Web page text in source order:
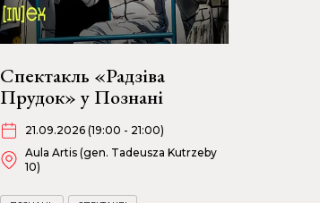
Спектакль «Радзіва
Прудок» у Познані
21.09.2026 (19:00 - 21:00)
Aula Artis (gen. Tadeusza Kutrzeby
10)